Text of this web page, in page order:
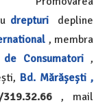
drepturidepline
, membra
Consumatori,
Bd. Mărășești ,
319.32.66 , mail